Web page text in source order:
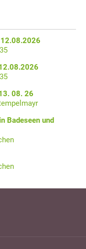
08. 26
Badeseen und